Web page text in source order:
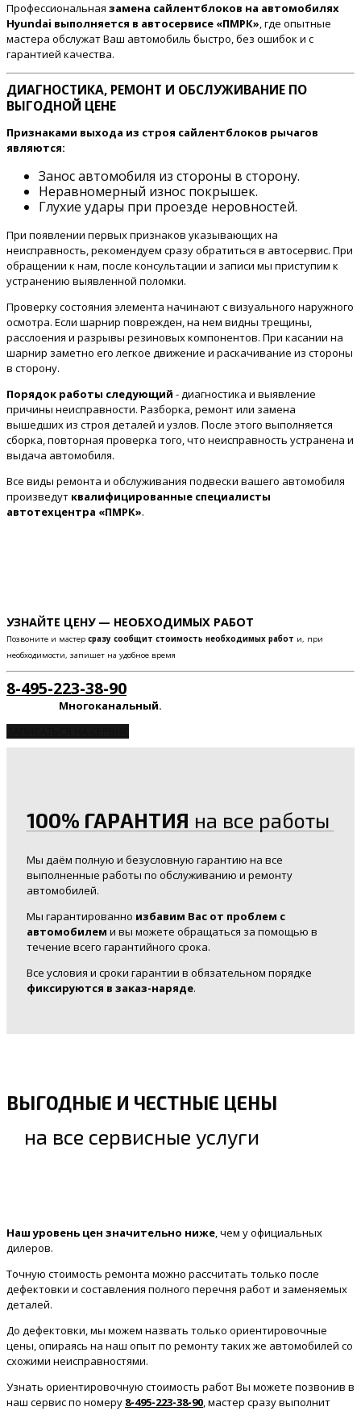
Профессиональная замена сайлентблоков на автомобилях
Hyundai выполняется в автосервисе «ПМРК», где опытные
мастера обслужат Ваш автомобиль быстро, без ошибок и с
гарантией качества.
ДИАГНОСТИКА, РЕМОНТ И ОБСЛУЖИВАНИЕ ПО
ВЫГОДНОЙ ЦЕНЕ
Признаками выхода из строя сайлентблоков рычагов
являются:
Занос автомобиля из стороны в сторону.
Неравномерный износ покрышек.
Глухие удары при проезде неровностей.
При появлении первых признаков указывающих на
неисправность, рекомендуем сразу обратиться в автосервис. При
обращении к нам, после консультации и записи мы приступим к
устранению выявленной поломки.
Проверку состояния элемента начинают с визуального наружного
осмотра. Если шарнир поврежден, на нем видны трещины,
расслоения и разрывы резиновых компонентов. При касании на
шарнир заметно его легкое движение и раскачивание из стороны
в сторону.
Порядок работы следующий - диагностика и выявление
причины неисправности. Разборка, ремонт или замена
вышедших из строя деталей и узлов. После этого выполняется
сборка, повторная проверка того, что неисправность устранена и
выдача автомобиля.
Все виды ремонта и обслуживания подвески вашего автомобиля
произведут квалифицированные специалисты
автотехцентра «ПМРК».
УЗНАЙТЕ ЦЕНУ — НЕОБХОДИМЫХ РАБОТ
Позвоните и мастер сразу сообщит стоимость необходимых работ и, при
необходимости, запишет на удобное время
8-495-223-38-90
Многоканальный.
100% ГАРАНТИЯ на все работы
Мы даём полную и безусловную гарантию на все
выполненные работы по обслуживанию и ремонту
автомобилей.
Мы гарантированно избавим Вас от проблем с
автомобилем и вы можете обращаться за помощью в
течение всего гарантийного срока.
Все условия и сроки гарантии в обязательном порядке
фиксируются в заказ-наряде.
ВЫГОДНЫЕ И ЧЕСТНЫЕ ЦЕНЫ
на все сервисные услуги
Наш уровень цен значительно ниже , чем у официальных
дилеров.
Точную стоимость ремонта можно рассчитать только после
дефектовки и составления полного перечня работ и заменяемых
деталей.
До дефектовки, мы можем назвать только ориентировочные
цены, опираясь на наш опыт по ремонту таких же автомобилей со
схожими неисправностями.
Узнать ориентировочную стоимость работ Вы можете позвонив в
наш сервис по номеру 8-495-223-38-90 , мастер сразу выполнит